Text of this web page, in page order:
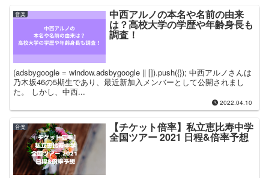
音楽 中西アルノの本名や名前の由来
は？高校大学の学歴や年齢身長も
調査！
(adsbygoogle = window.adsbygoogle || []).push({}); 中西アルノさんは
乃木坂46の5期生であり、最近新加入メンバーとして公開されまし
た。 しかし、中西...
2022.04.10
音楽 【チケット倍率】私立恵比寿中学
全国ツアー 2021 日程&倍率予想